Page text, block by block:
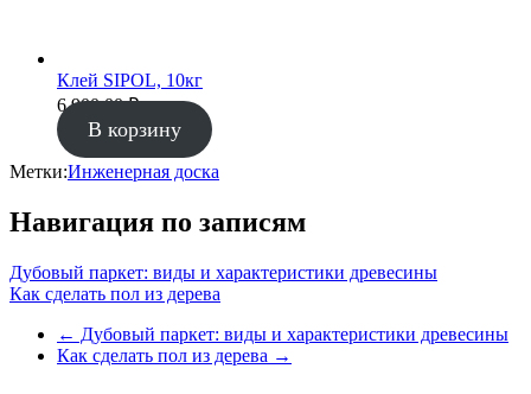
Клей SIPOL, 10кг
6 900.00₽
В корзину
Метки:Инженерная доска
Навигация по записям
Дубовый паркет: виды и характеристики древесины
Как сделать пол из дерева
← Дубовый паркет: виды и характеристики древесины
Как сделать пол из дерева →